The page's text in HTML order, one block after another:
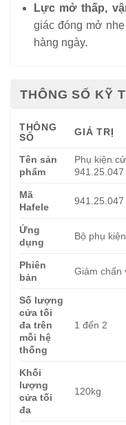
Lực mở thấp,
giác đóng mở
hàng ngày.
THÔNG SỐ KỸ
THÔNG
SỐ
GIÁ TRỊ
Tên sản
phẩm
Phụ kiện
941.25.047
Mã
Hafele
941.25.047
Ứng
dụng
Bộ phụ
Phiên
bản
Giảm chấn
Số lượng
cửa tối
đa trên
mỗi hệ
thống
1 đến 2
Khối
lượng
cửa tối
đa
120kg